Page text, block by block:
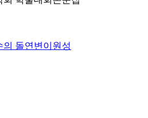
돌연변이원성